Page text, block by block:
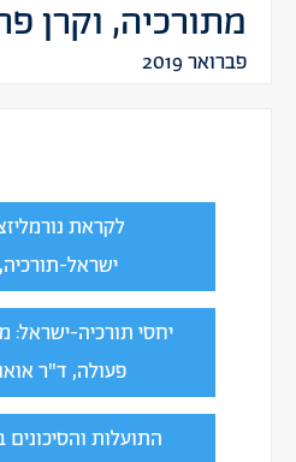
מתורכיה, וקרן
פברואר 2019
לקראת
ישראל-
יחסי תורכיה-ישראל:
פעולה, ד"ר
התועלות